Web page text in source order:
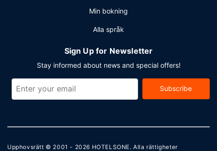
Min bokning
Alla språk
Sign Up for Newsletter
Stay informed about news and special offers!
Subscribe
Upphovsrätt © 2001 - 2026 HOTELSONE. Alla rättigheter